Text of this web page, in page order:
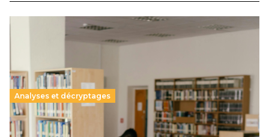
Analyses et décryptages
Supérieur privé : une dérive qui met à mal la